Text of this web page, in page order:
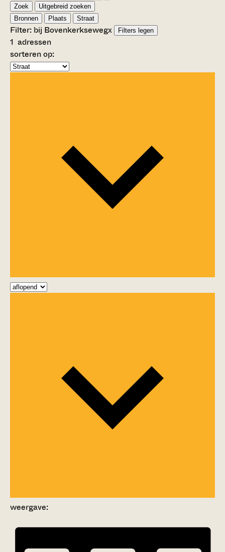
Zoek
Uitgebreid zoeken
Bronnen
Plaats Straat
Filter: bij Bovenkerksewegx Filters legen
1 adressen
sorteren op:
weergave: